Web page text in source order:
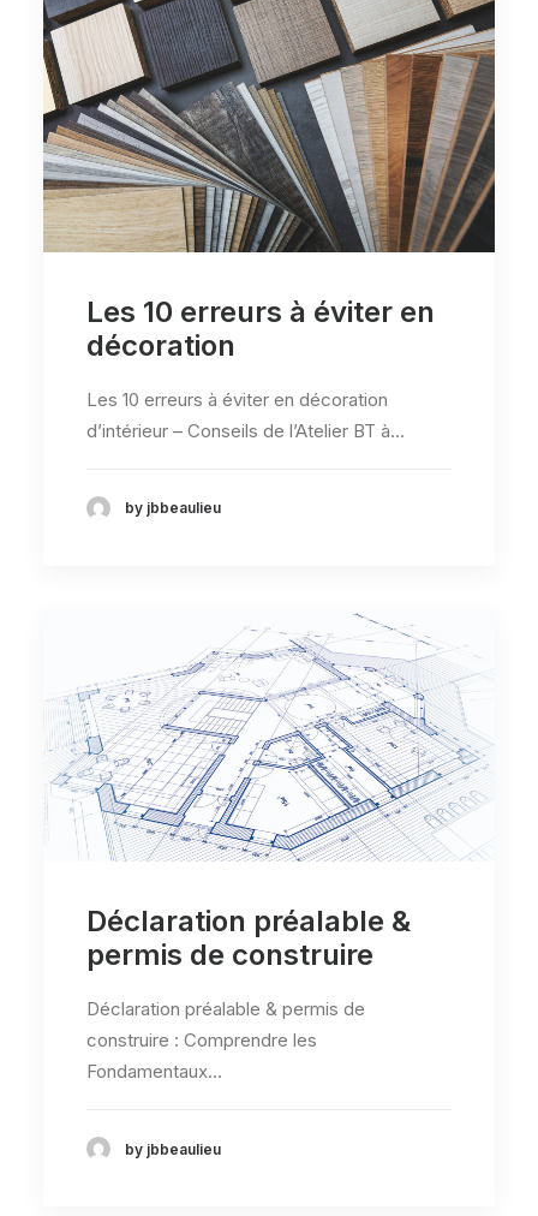
Les 10 erreurs à éviter en
décoration
Les 10 erreurs à éviter en décoration
d’intérieur – Conseils de l’Atelier BT à…
by jbbeaulieu
Déclaration préalable &
permis de construire
Déclaration préalable & permis de
construire : Comprendre les
Fondamentaux…
by jbbeaulieu